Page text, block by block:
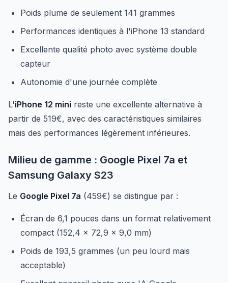
Poids plume de seulement 141 grammes
Performances identiques à l'iPhone 13 standard
Excellente qualité photo avec système double
capteur
Autonomie d'une journée complète
L'iPhone 12 mini reste une excellente alternative à
partir de 519€, avec des caractéristiques similaires
mais des performances légèrement inférieures.
Milieu de gamme : Google Pixel 7a et
Samsung Galaxy S23
Le Google Pixel 7a (459€) se distingue par :
Écran de 6,1 pouces dans un format relativement
compact (152,4 x 72,9 x 9,0 mm)
Poids de 193,5 grammes (un peu lourd mais
acceptable)